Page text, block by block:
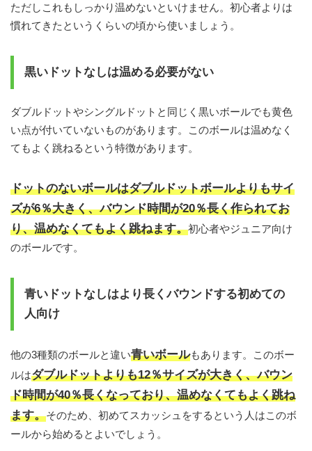
ただしこれもしっかり温めないといけません。初心者よりは
慣れてきたというくらいの頃から使いましょう。
黒いドットなしは温める必要がない
ダブルドットやシングルドットと同じく黒いボールでも黄色
い点が付いていないものがあります。このボールは温めなく
てもよく跳ねるという特徴があります。
ドットのないボールはダブルドットボールよりもサイ
ズが6％大きく、バウンド時間が20％長く作られてお
り、温めなくてもよく跳ねます。初心者やジュニア向け
のボールです。
青いドットなしはより長くバウンドする初めての
人向け
他の3種類のボールと違い青いボールもあります。このボー
ルはダブルドットよりも12％サイズが大きく、バウン
ド時間が40％長くなっており、温めなくてもよく跳ね
ます。そのため、初めてスカッシュをするという人はこのボ
ールから始めるとよいでしょう。